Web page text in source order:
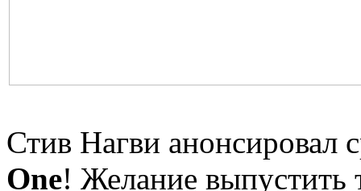
Стив Нагви анонсировал
One! Желание выпустить